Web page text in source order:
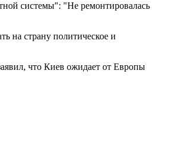
системы": "Не ремонтировалась
на страну политическое и
что Киев ожидает от Европы